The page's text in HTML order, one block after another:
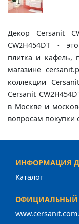
Декор Cersanit
CW2H454DT -
плитка и кафель,
магазине
коллекции
Cersanit
в Москве и
вопросам покупки
ИНФОРМАЦИЯ
Каталог
ОФИЦИАЛЬНЫЙ